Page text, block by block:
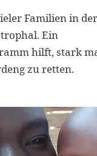
Familien in
Ein
hilft, stark
zu retten.